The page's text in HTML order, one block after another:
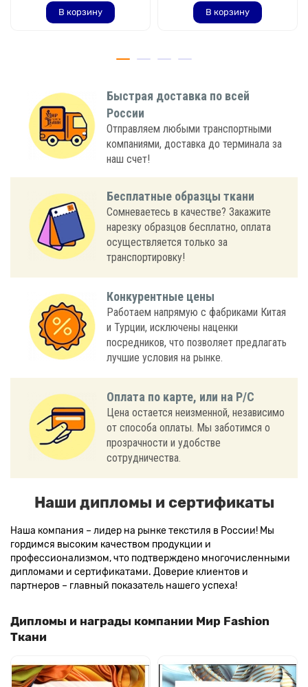
В корзину В корзину
Быстрая доставка по всей
России
Отправляем любыми транспортными
компаниями, доставка до терминала за
наш счет!
Бесплатные образцы ткани
Сомневаетесь в качестве? Закажите
нарезку образцов бесплатно, оплата
осуществляется только за
транспортировку!
Конкурентные цены
Работаем напрямую с фабриками Китая
и Турции, исключены наценки
посредников, что позволяет предлагать
лучшие условия на рынке.
Оплата по карте, или на Р/С
Цена остается неизменной, независимо
от способа оплаты. Мы заботимся о
прозрачности и удобстве
сотрудничества.
Наши дипломы и сертификаты
Наша компания – лидер на рынке текстиля в России! Мы
гордимся высоким качеством продукции и
профессионализмом, что подтверждено многочисленными
дипломами и сертификатами. Доверие клиентов и
партнеров – главный показатель нашего успеха!
Дипломы и награды компании Мир Fashion
Ткани